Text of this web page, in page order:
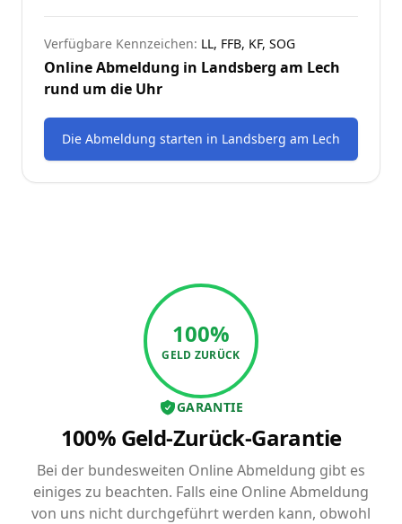
Verfügbare Kennzeichen: LL, FFB, KF, SOG
Online Abmeldung in Landsberg am Lech
rund um die Uhr
Die Abmeldung starten in Landsberg am Lech
100%
GELD ZURÜCK
GARANTIE
100% Geld-Zurück-Garantie
Bei der bundesweiten Online Abmeldung gibt es
einiges zu beachten. Falls eine Online Abmeldung
von uns nicht durchgeführt werden kann, obwohl